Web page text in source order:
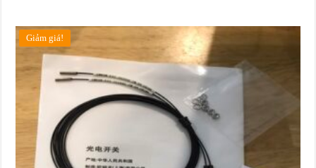
Giảm giá!